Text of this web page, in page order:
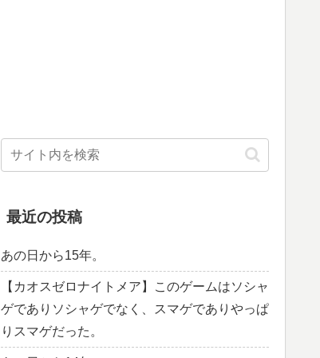
最近の投稿
あの日から15年。
【カオスゼロナイトメア】このゲームはソシャ
ゲでありソシャゲでなく、スマゲでありやっぱ
りスマゲだった。